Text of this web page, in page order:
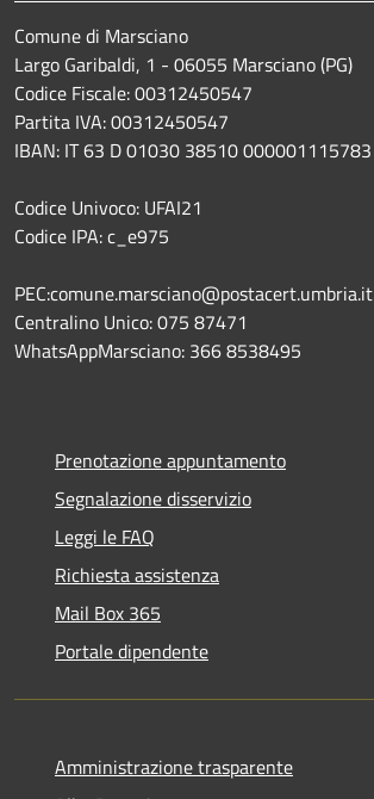
Comune di Marsciano
Largo Garibaldi, 1 - 06055 Marsciano (PG)
Codice Fiscale: 00312450547
Partita IVA: 00312450547
IBAN: IT 63 D 01030 38510 000001115783
Codice Univoco: UFAI21
Codice IPA: c_e975
PEC:comune.marsciano@postacert.umbria.it
Centralino Unico: 075 87471
WhatsAppMarsciano: 366 8538495
Prenotazione appuntamento
Segnalazione disservizio
Leggi le FAQ
Richiesta assistenza
Mail Box 365
Portale dipendente
Amministrazione trasparente